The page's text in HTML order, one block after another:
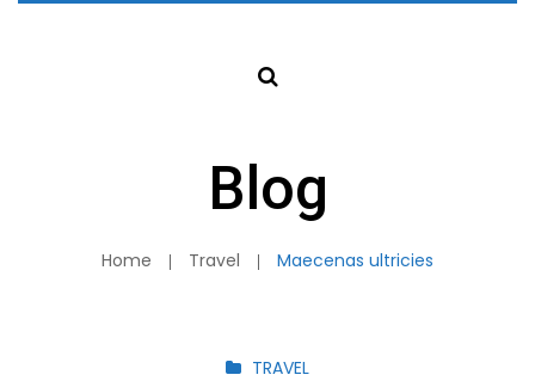
Blog
Home Travel Maecenas ultricies
TRAVEL